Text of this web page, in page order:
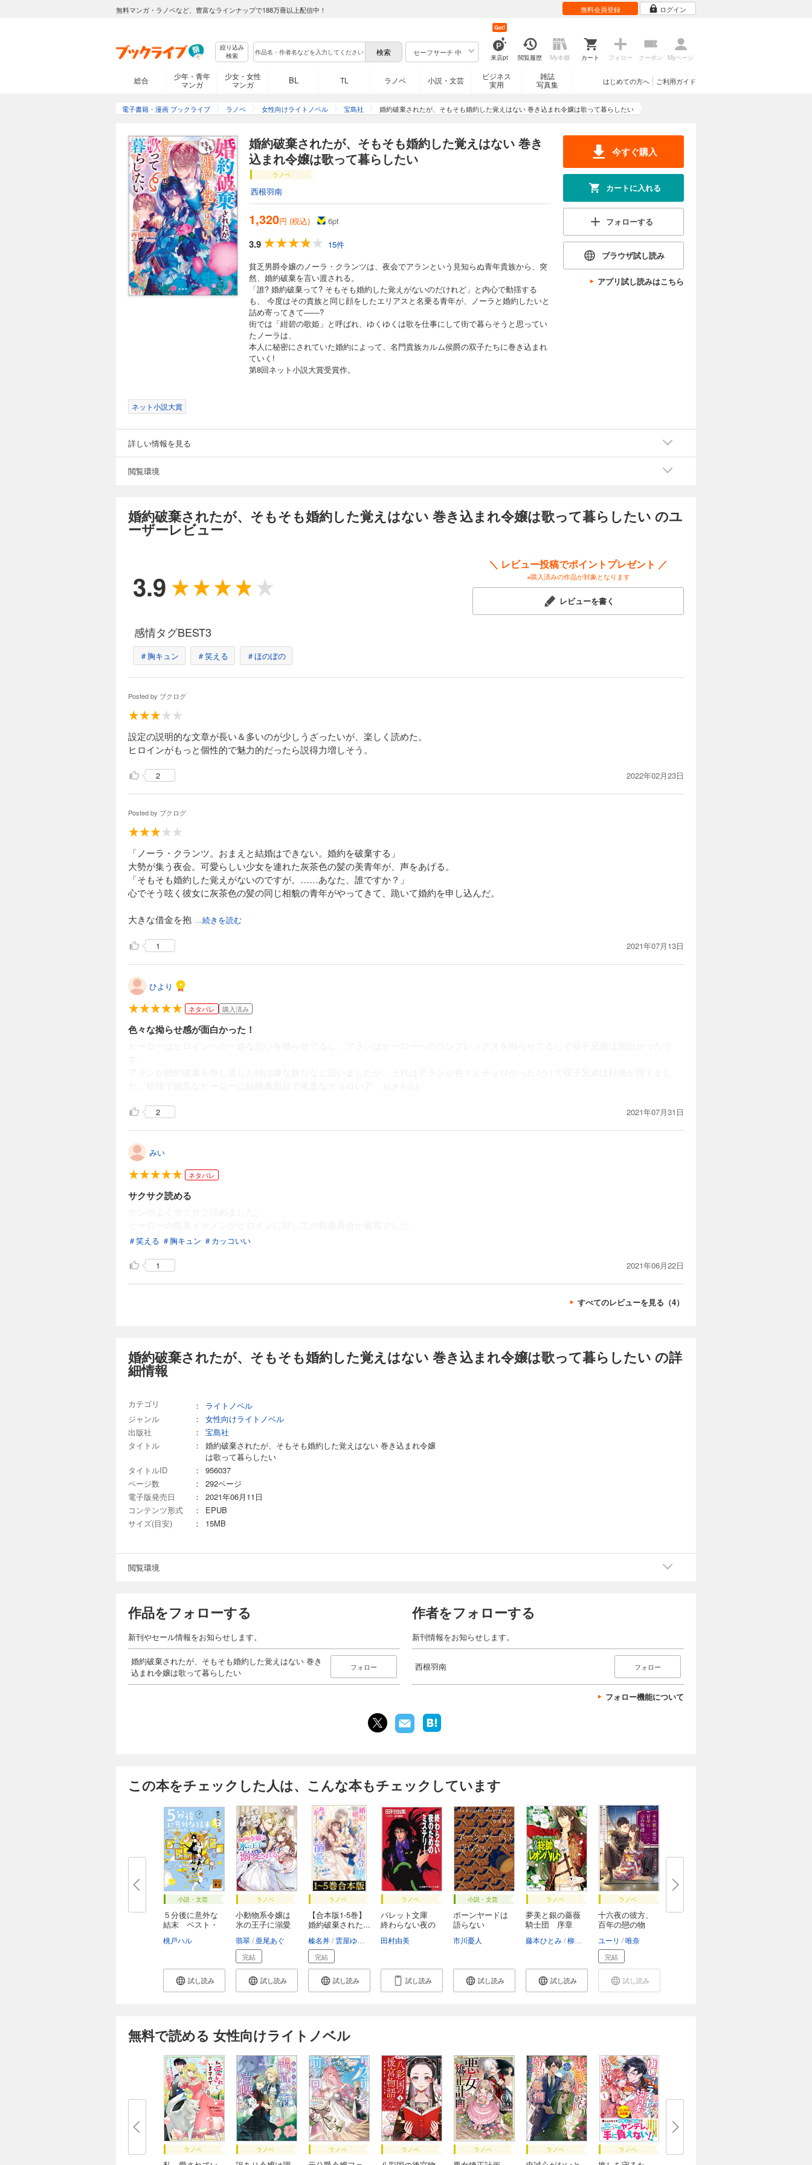
無料マンガ・ラノベなど、豊富なラインナップで188万冊以上配信中！ 無料会員登録 ログイン
絞り込み
検索
セーフサーチ 中
来店pt
Get!
閲覧履歴 My本棚 カート フォロー クーポン Myページ
総合
少年・青年
マンガ
少女・女性
マンガ
BL TL ラノベ 小説・文芸
ビジネス
実用
雑誌
写真集
ご利用ガイド
はじめての方へ
電子書籍・漫画 ブックライブ ラノベ 女性向けライトノベル 宝島社 婚約破棄されたが、そもそも婚約した覚えはない 巻き込まれ令嬢は歌って暮らしたい
婚約破棄されたが、そもそも婚約した覚えはない 巻き
込まれ令嬢は歌って暮らしたい
ラノベ
西根羽南
1,320円 (税込) 6pt
3.9
15件
貧乏男爵令嬢のノーラ・クランツは、夜会でアランという見知らぬ青年貴族から、突
然、婚約破棄を言い渡される。
「誰? 婚約破棄って? そもそも婚約した覚えがないのだけれど」と内心で動揺する
も、 今度はその貴族と同じ顔をしたエリアスと名乗る青年が、ノーラと婚約したいと
詰め寄ってきて――?
街では「紺碧の歌姫」と呼ばれ、ゆくゆくは歌を仕事にして街で暮らそうと思ってい
たノーラは、
本人に秘密にされていた婚約によって、名門貴族カルム侯爵の双子たちに巻き込まれ
ていく!
第8回ネット小説大賞受賞作。
今すぐ購入
カートに入れる
フォローする
ブラウザ試し読み
アプリ試し読みはこちら
ネット小説大賞
詳しい情報を見る
閲覧環境
婚約破棄されたが、そもそも婚約した覚えはない 巻き込まれ令嬢は歌って暮らしたい のユ
ーザーレビュー
3.9
＼ レビュー投稿でポイントプレゼント ／
※購入済みの作品が対象となります
レビューを書く
感情タグBEST3
＃胸キュン ＃笑える ＃ほのぼの
Posted by ブクログ
設定の説明的な文章が長い＆多いのが少しうざったいが、楽しく読めた。
ヒロインがもっと個性的で魅力的だったら説得力増しそう。
2 2022年02月23日
Posted by ブクログ
「ノーラ・クランツ。おまえと結婚はできない。婚約を破棄する」
大勢が集う夜会。可愛らしい少女を連れた灰茶色の髪の美青年が、声をあげる。
「そもそも婚約した覚えがないのですが。……あなた、誰ですか？」
心でそう呟く彼女に灰茶色の髪の同じ相貌の青年がやってきて、跪いて婚約を申し込んだ。
大きな借金を抱 ...続きを読む
1 2021年07月13日
ひより
ネタバレ 購入済み
色々な拗らせ感が面白かった！
2 2021年07月31日
みい
ネタバレ
サクサク読める
＃笑える ＃胸キュン ＃カッコいい
1 2021年06月22日
すべてのレビューを見る（4）
婚約破棄されたが、そもそも婚約した覚えはない 巻き込まれ令嬢は歌って暮らしたい の詳
細情報
カテゴリ ：
ライトノベル
ジャンル
：
女性向けライトノベル
出版社
：
宝島社
タイトル
：
婚約破棄されたが、そもそも婚約した覚えはない 巻き込まれ令嬢
は歌って暮らしたい
タイトルID
：
956037
ページ数
：
292ページ
電子版発売日
：
2021年06月11日
コンテンツ形式
：
EPUB
サイズ(目安)
： 15MB
閲覧環境
作品をフォローする
新刊やセール情報をお知らせします。
婚約破棄されたが、そもそも婚約した覚えはない 巻き
込まれ令嬢は歌って暮らしたい
フォロー
作者をフォローする
新刊情報をお知らせします。
西根羽南 フォロー
フォロー機能について
この本をチェックした人は、こんな本もチェックしています
小説・文芸
５分後に意外な
結末 ベスト・
桃戸ハル
試し読み
ラノベ
小動物系令嬢は
氷の王子に溺愛
翡翠 亜尾あぐ
完結
試し読み
ラノベ
【合本版1-5巻】
婚約破棄された...
榛名丼 雲屋ゆきお
完結
試し読み
ラノベ
パレット文庫
終わらない夜の
田村由美
試し読み
小説・文芸
ボーンヤードは
語らない
市川憂人
試し読み
ラノベ
夢美と銀の薔薇
騎士団 序章
藤本ひとみ 柳瀬千博 えとう綺羅
試し読み
ラノベ
十六夜の彼方、
百年の戀の物
ユーリ 唯奈
完結
試し読み
無料で読める 女性向けライトノベル
ラノベ ラノベ ラノベ ラノベ ラノベ ラノベ ラノベ